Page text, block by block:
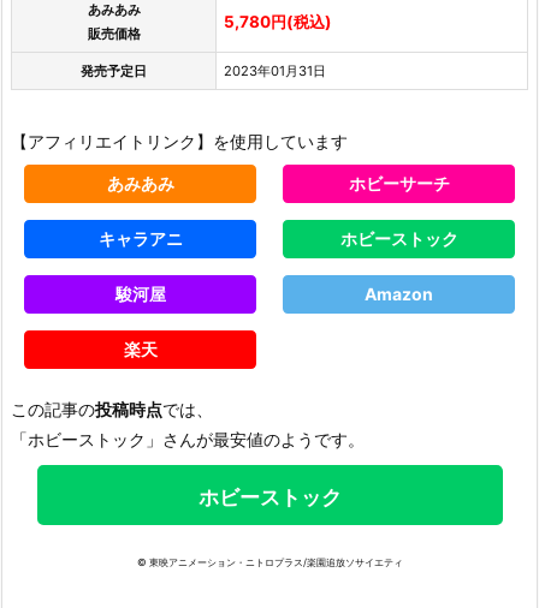
あみあみ
販売価格
5,780円(税込)
発売予定日 2023年01月31日
【アフィリエイトリンク】を使用しています
あみあみ ホビーサーチ
キャラアニ ホビーストック
駿河屋 Amazon
楽天
この記事の投稿時点では、
「ホビーストック」さんが最安値のようです。
ホビーストック
© 東映アニメーション・ニトロプラス/楽園追放ソサイエティ